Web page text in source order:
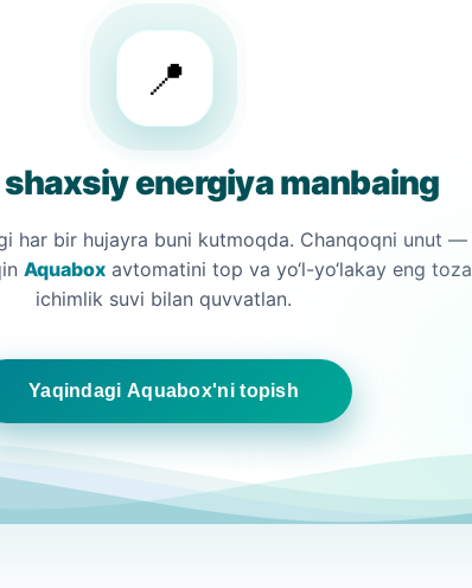
📍
energiya manbaing
har bir hujayra buni kutmoqda. Chanqoqni unut —
Aquabox avtomatini top va yo‘l-yo‘lakay eng toza
ichimlik suvi bilan quvvatlan.
Yaqindagi Aquabox'ni topish